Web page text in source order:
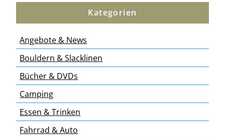
Kategorien
Angebote & News
Bouldern & Slacklinen
Bücher & DVDs
Camping
Essen & Trinken
Fahrrad & Auto